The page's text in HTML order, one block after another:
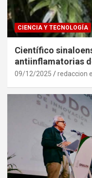
CIENCIA Y TECNOLOGÍA
Científico
antiinflamatorias
09/12/2025 redaccion